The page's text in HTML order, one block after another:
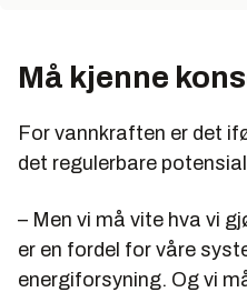
Må kjenne
For vannkraften er det
det regulerbare
– Men vi må vite hva vi
er en fordel for våre
energiforsyning. Og vi